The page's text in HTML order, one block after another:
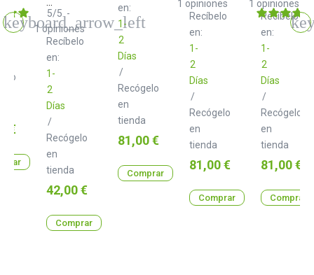
€
&
Tweak
with
Moog
Recíbelo
en:
1-
2
Días
/
Recógelo
en
tienda
5/5 -
1opiniones
Precio
42,00 €
Comprar
en:
1-
2
Días
/
Recógelo
en
tienda
Precio
81,00 €
Comprar
Recíbelo
en:
1-
2
Días
/
Recógelo
en
tienda
1 opiniones
Precio
81,00 €
Comprar
Recíbelo
en:
1-
2
Días
/
Recógelo
en
tienda
1 opiniones
Precio
81,00 €
Comprar